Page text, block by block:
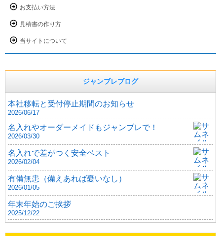
お支払い方法
見積書の作り方
当サイトについて
ジャンブレブログ
本社移転と受付停止期間のお知らせ
2026/06/17
名入れやオーダーメイドもジャンブレで！
2026/03/30
名入れで差がつく安全ベスト
2026/02/04
有備無患（備えあれば憂いなし）
2026/01/05
年末年始のご挨拶
2025/12/22